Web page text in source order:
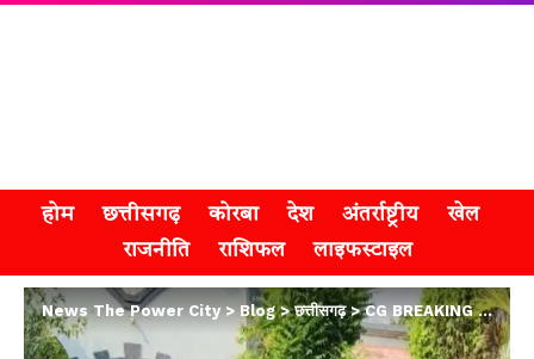
होम छत्तीसगढ़ कोरबा देश अंतर्राष्ट्रीय
खेल
राजनीति
राशिफल लाइफस्टाइल
News The Power City>Blog>छत्तीसगढ़>CG BREAKING NEWS : CGPSC मामले में बड़ा खुलासा संभव, जांच एजेंसी का ताबड़तोड़ एक्शन